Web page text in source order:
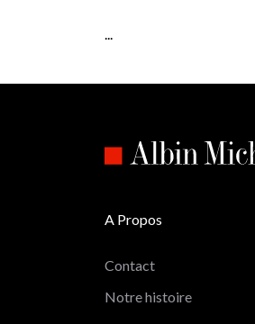
...
A Propos
Contact
Notre histoire